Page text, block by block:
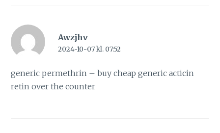
Awzjhv
2024-10-07 kl. 07:52
generic permethrin –buy cheap generic acticin
retin over the counter